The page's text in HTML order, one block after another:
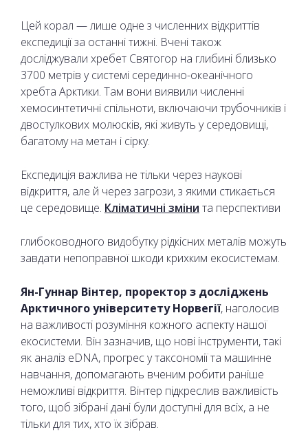
Цей корал — лише одне з численних відкриттів
експедиції за останні тижні. Вчені також
досліджували хребет Святогор на глибині близько
3700 метрів у системі серединно-океанічного
хребта Арктики. Там вони виявили численні
хемосинтетичні спільноти, включаючи трубочників і
двостулкових молюсків, які живуть у середовищі,
багатому на метан і сірку.
Експедиція важлива не тільки через наукові
відкриття, але й через загрози, з якими стикається
це середовище. Кліматичні зміни та перспективи
глибоководного видобутку рідкісних металів можуть
завдати непоправної шкоди крихким екосистемам.
Ян-Гуннар Вінтер, проректор з досліджень
Арктичного університету Норвегії, наголосив
на важливості розуміння кожного аспекту нашої
екосистеми. Він зазначив, що нові інструменти, такі
як аналіз eDNA, прогрес у таксономії та машинне
навчання, допомагають вченим робити раніше
неможливі відкриття. Вінтер підкреслив важливість
того, щоб зібрані дані були доступні для всіх, а не
тільки для тих, хто їх зібрав.